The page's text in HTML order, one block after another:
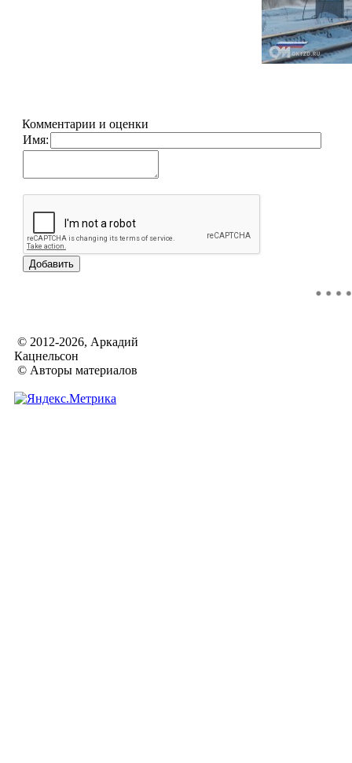
Комментарии и оценки
Имя:
© 2012-2026, Аркадий
Кацнельсон
© Авторы материалов